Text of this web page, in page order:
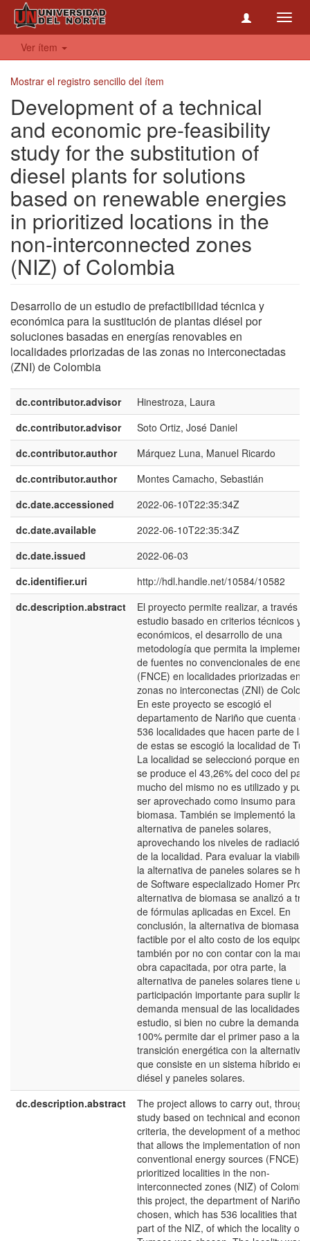
Ver ítem
Mostrar el registro sencillo del ítem
Development of a technical
and economic pre-feasibility
study for the substitution of
diesel plants for solutions
based on renewable energies
in prioritized locations in the
non-interconnected zones
(NIZ) of Colombia
Desarrollo de un estudio de prefactibilidad técnica y
económica para la sustitución de plantas diésel por
soluciones basadas en energías renovables en
localidades priorizadas de las zonas no interconectadas
(ZNI) de Colombia
dc.contributor.advisor
Hinestroza, Laura
dc.contributor.advisor
Soto Ortiz, José Daniel
dc.contributor.author
Márquez Luna, Manuel Ricardo
dc.contributor.author
Montes Camacho, Sebastián
dc.date.accessioned
2022-06-10T22:35:34Z
dc.date.available
2022-06-10T22:35:34Z
dc.date.issued
2022-06-03
dc.identifier.uri
http://hdl.handle.net/10584/10582
dc.description.abstract
El proyecto permite realizar, a través
estudio basado en criterios técnicos y
económicos, el desarrollo de una
metodología que permita la
de fuentes no convencionales de
(FNCE) en localidades priorizadas en
zonas no interconectas (ZNI) de
En este proyecto se escogió el
departamento de Nariño que cuenta
536 localidades que hacen parte de
de estas se escogió la localidad de
La localidad se seleccionó porque en
se produce el 43,26% del coco del
mucho del mismo no es utilizado y
ser aprovechado como insumo para
biomasa. También se implementó la
alternativa de paneles solares,
aprovechando los niveles de radiación
de la localidad. Para evaluar la
la alternativa de paneles solares se
de Software especializado Homer Pro
alternativa de biomasa se analizó a
de fórmulas aplicadas en Excel. En
conclusión, la alternativa de biomasa
factible por el alto costo de los equipos
también por no con contar con la
obra capacitada, por otra parte, la
alternativa de paneles solares tiene
participación importante para suplir la
demanda mensual de las localidades
estudio, si bien no cubre la demanda al
100% permite dar el primer paso a la
transición energética con la alternativa
que consiste en un sistema híbrido
diésel y paneles solares.
dc.description.abstract
The project allows to carry out,
study based on technical and economic
criteria, the development of a
that allows the implementation of non-
conventional energy sources (FNCE) in
prioritized localities in the non-
interconnected zones (NIZ) of
this project, the department of Nariño
chosen, which has 536 localities that
part of the NIZ, of which the locality of